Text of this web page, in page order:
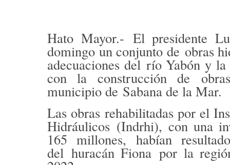
Hato Mayor.- El presidente
domingo un conjunto de obras
adecuaciones del río Yabón y la
con la construcción de
municipio de Sabana de la Mar.
Las obras rehabilitadas por el
Hidráulicos (Indrhi), con una
165 millones, habían
del huracán Fiona por la